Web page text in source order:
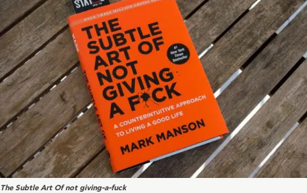
The Subtle Art Of not giving-a-fuck